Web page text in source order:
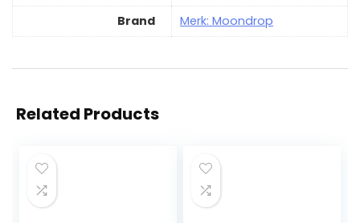
Brand
Merk: Moondrop
Related Products